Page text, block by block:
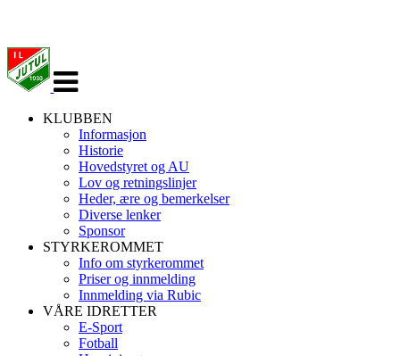
navigasjon
KLUBBEN
Informasjon
Historie
Hovedstyret og AU
Lov og retningslinjer
Heder, ære og bemerkelser
Diverse lenker
Sponsor
STYRKEROMMET
Info om styrkerommet
Priser og innmelding
Innmelding via Rubic
VÅRE IDRETTER
E-Sport
Fotball